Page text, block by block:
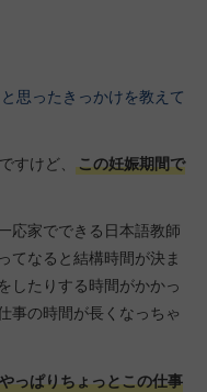
思ったきっかけを教えて
すけど、
この妊娠期間で
応家でできる日本語教師
てなると結構時間が決ま
したりする時間がかかっ
事の時間が長くなっちゃ
っぱりちょっとこの仕事